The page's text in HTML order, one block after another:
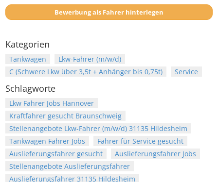
Bewerbung als Fahrer hinterlegen
Kategorien
Tankwagen
Lkw-Fahrer (m/w/d)
C (Schwere Lkw über 3,5t + Anhänger bis 0,75t)
Service
Schlagworte
Lkw Fahrer Jobs Hannover
Kraftfahrer gesucht Braunschweig
Stellenangebote Lkw-Fahrer (m/w/d) 31135 Hildesheim
Tankwagen Fahrer Jobs
Fahrer für Service gesucht
Auslieferungsfahrer gesucht
Auslieferungsfahrer Jobs
Stellenangebote Auslieferungsfahrer
Auslieferungsfahrer 31135 Hildesheim